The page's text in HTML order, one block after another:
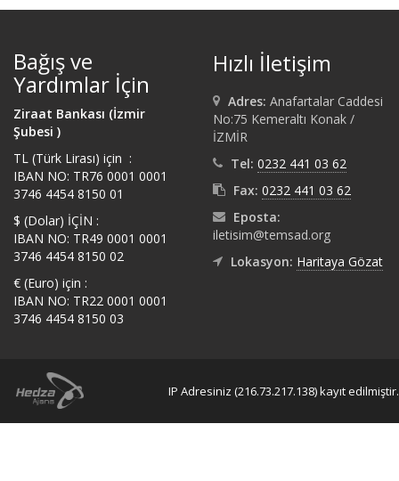
Bağış ve
Yardımlar İçin
Ziraat Bankası (İzmir
Şubesi )
TL (Türk Lirası) için :
IBAN NO: TR76 0001 0001
3746 4454 8150 01
$ (Dolar) İÇİN :
IBAN NO: TR49 0001 0001
3746 4454 8150 02
€ (Euro) için :
IBAN NO: TR22 0001 0001
3746 4454 8150 03
Hızlı İletişim
Adres: Anafartalar Caddesi
No:75 Kemeraltı Konak /
İZMİR
Tel: 0232 441 03 62
Fax: 0232 441 03 62
Eposta:
iletisim@temsad.org
Lokasyon: Haritaya Gözat
IP Adresiniz (216.73.217.138) kayıt edilmiştir.